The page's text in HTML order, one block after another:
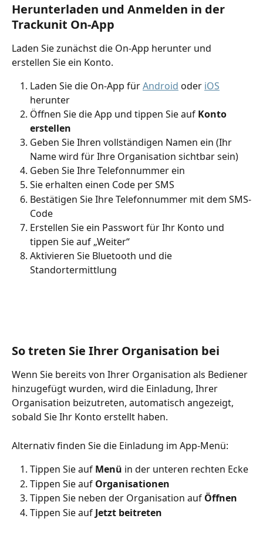
Herunterladen und Anmelden in der
Trackunit On-App
Laden Sie zunächst die On-App herunter und
erstellen Sie ein Konto.
Laden Sie die On-App für Android oder iOS
herunter
Öffnen Sie die App und tippen Sie auf Konto
erstellen
Geben Sie Ihren vollständigen Namen ein (Ihr
Name wird für Ihre Organisation sichtbar sein)
Geben Sie Ihre Telefonnummer ein
Sie erhalten einen Code per SMS
Bestätigen Sie Ihre Telefonnummer mit dem SMS-
Code
Erstellen Sie ein Passwort für Ihr Konto und
tippen Sie auf „Weiter“
Aktivieren Sie Bluetooth und die
Standortermittlung
So treten Sie Ihrer Organisation bei
Wenn Sie bereits von Ihrer Organisation als Bediener
hinzugefügt wurden, wird die Einladung, Ihrer
Organisation beizutreten, automatisch angezeigt,
sobald Sie Ihr Konto erstellt haben.
Alternativ finden Sie die Einladung im App-Menü:
Tippen Sie auf Menü in der unteren rechten Ecke
Tippen Sie auf Organisationen
Tippen Sie neben der Organisation auf Öffnen
Tippen Sie auf Jetzt beitreten